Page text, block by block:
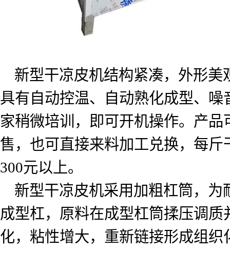
新型干凉皮机结构紧凑，外形
具有自动控温、自动熟化成型、
家稍微培训，即可开机操作。产
售，也可直接来料加工兑换，每斤
300元以上。
新型干凉皮机采用加粗杠筒，
成型杠，原料在成型杠筒揉压调
化，粘性增大，重新链接形成组